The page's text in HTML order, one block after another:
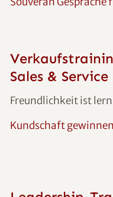
Sales & Service
Freundlichkeit ist
Kundschaft gewinnen